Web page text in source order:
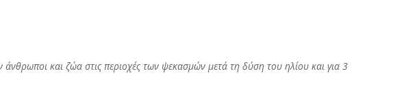
και ζώα στις περιοχές των ψεκασμών μετά τη δύση του ηλίου και για 3